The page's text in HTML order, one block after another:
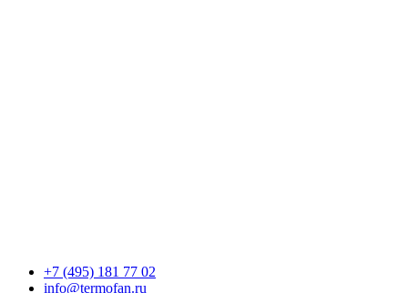
+7 (495) 181 77 02
info@termofan.ru